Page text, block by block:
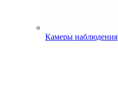
Камеры наблюдения